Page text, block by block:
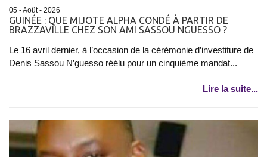
05 - Août - 2026
GUINÉE : QUE MIJOTE ALPHA CONDÉ À PARTIR DE
BRAZZAVILLE CHEZ SON AMI SASSOU NGUESSO ?
Le 16 avril dernier, à l’occasion de la cérémonie d’investiture de
Denis Sassou N’guesso réélu pour un cinquième mandat...
Lire la suite...